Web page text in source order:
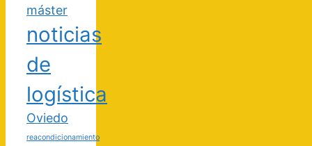
máster
noticias
de
logística
Oviedo
reacondicionamiento